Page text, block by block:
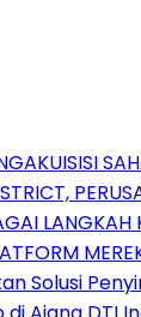
LANGKAH
Solusi